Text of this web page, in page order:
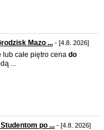
Mazo ... - [4.8. 2026]
całe piętro cena do
...
po ... - [4.8. 2026]